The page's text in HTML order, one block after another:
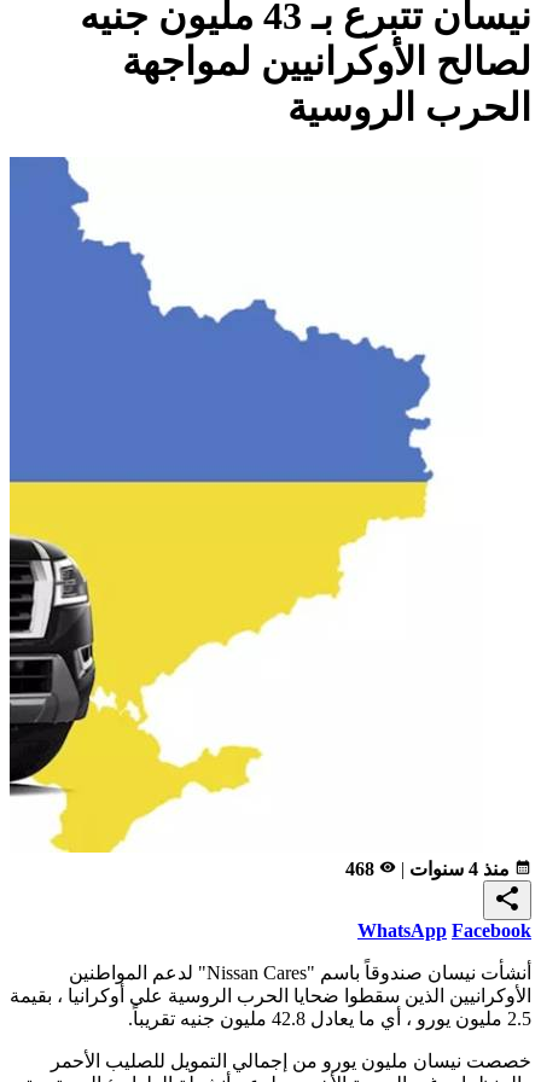
نيسان تتبرع بـ 43 مليون جنيه
لصالح الأوكرانيين لمواجهة
الحرب الروسية
calendar_month منذ 4 سنوات |
remove_red_eye
share
WhatsApp Facebook
أنشأت نيسان صندوقاً باسم "Nissan Cares" لدعم المواطنين
الأوكرانيين الذين سقطوا ضحايا الحرب الروسية على أوكرانيا ، بقيمة
2.5 مليون يورو ، أي ما يعادل 42.8 مليون جنيه تقريباً.
خصصت نيسان مليون يورو من إجمالي التمويل للصليب الأحمر